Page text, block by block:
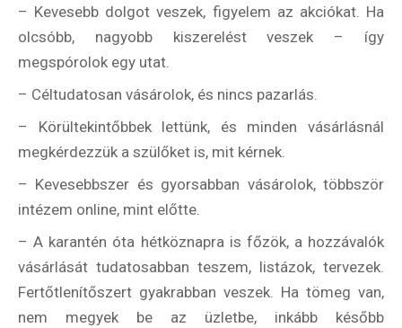
– Kevesebb dolgot veszek, figyelem az akciókat. Ha
olcsóbb, nagyobb kiszerelést veszek – így
megspórolok egy utat.
– Céltudatosan vásárolok, és nincs pazarlás.
– Körültekintőbbek lettünk, és minden vásárlásnál
megkérdezzük a szülőket is, mit kérnek.
– Kevesebbszer és gyorsabban vásárolok, többször
intézem online, mint előtte.
– A karantén óta hétköznapra is főzök, a hozzávalók
vásárlását tudatosabban teszem, listázok, tervezek.
Fertőtlenítőszert gyakrabban veszek. Ha tömeg van,
nem megyek be az üzletbe, inkább később